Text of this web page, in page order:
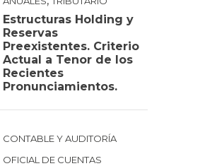
Estructuras Holding y
Reservas
Preexistentes. Criterio
Actual a Tenor de los
Recientes
Pronunciamientos.
CONTABLE Y AUDITORÍA
OFICIAL DE CUENTAS